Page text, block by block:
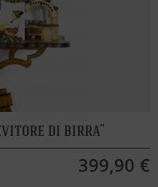
di birra
399,90 €